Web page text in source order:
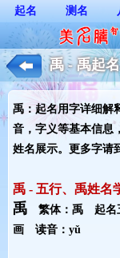
起名 测名
禹 - 禹起
禹：起名用字详细解
音，字义等基本信息
姓名展示。更多字请
禹 - 五行、禹姓名
禹 繁体：禹 起名
画 读音：yǔ